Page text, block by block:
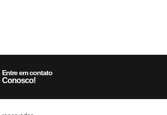
Entre em contato
Conosco!